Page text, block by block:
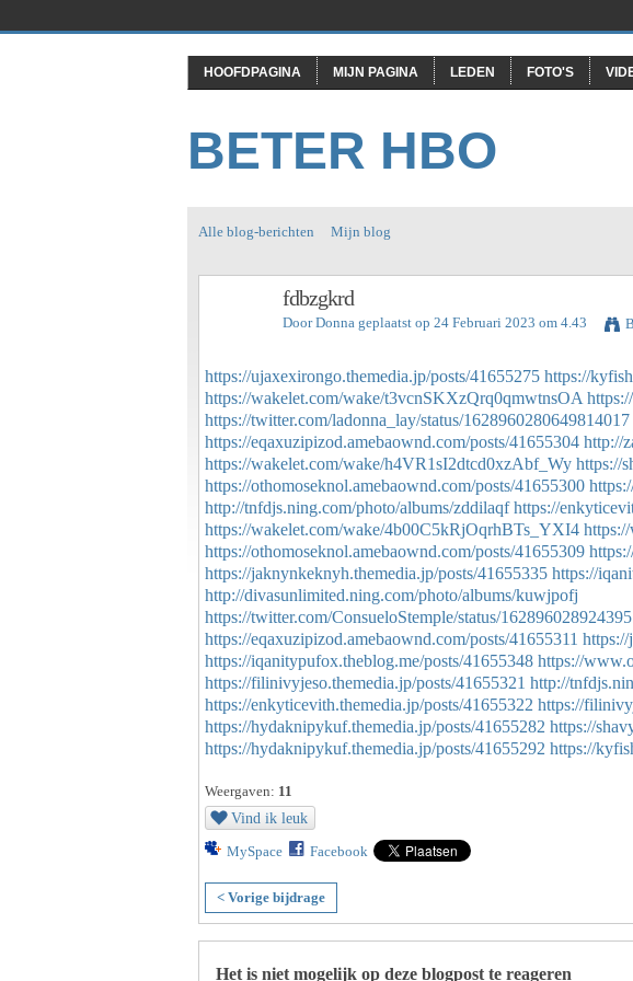
HOOFDPAGINA MIJN PAGINA LEDEN FOTO'S
BETER HBO
Alle blog-berichten Mijn blog
fdbzgkrd
DoorDonna geplaatst op 24 Februari 2023 om 4.43
https://ujaxexirongo.themedia.jp/posts/41655275 https://
https://wakelet.com/wake/t3vcnSKXzQrq0qmwtnsOA
https://twitter.com/ladonna_lay/status/1628960280649814017
https://eqaxuzipizod.amebaownd.com/posts/41655304 http://
https://wakelet.com/wake/h4VR1sI2dtcd0xzAbf_Wy https://
https://othomoseknol.amebaownd.com/posts/41655300
http://tnfdjs.ning.com/photo/albums/zddilaqf https://
https://wakelet.com/wake/4b00C5kRjOqrhBTs_YXI4
https://othomoseknol.amebaownd.com/posts/41655309
https://jaknynkeknyh.themedia.jp/posts/41655335 https://
http://divasunlimited.ning.com/photo/albums/kuwjpofj
https://twitter.com/ConsueloStemple/status/
https://eqaxuzipizod.amebaownd.com/posts/41655311
https://iqanitypufox.theblog.me/posts/41655348 https://
https://filinivyjeso.themedia.jp/posts/41655321 http://
https://enkyticevith.themedia.jp/posts/41655322 https://
https://hydaknipykuf.themedia.jp/posts/41655282 https://
https://hydaknipykuf.themedia.jp/posts/41655292 https://
Weergaven: 11
Vind ik leuk
MySpace Facebook
< Vorige bijdrage
Het is niet mogelijk op deze blogpost te reageren